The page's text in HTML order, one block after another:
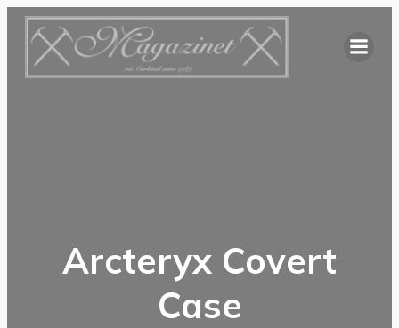
Hoppa
innehåll
Arcteryx Covert
Case